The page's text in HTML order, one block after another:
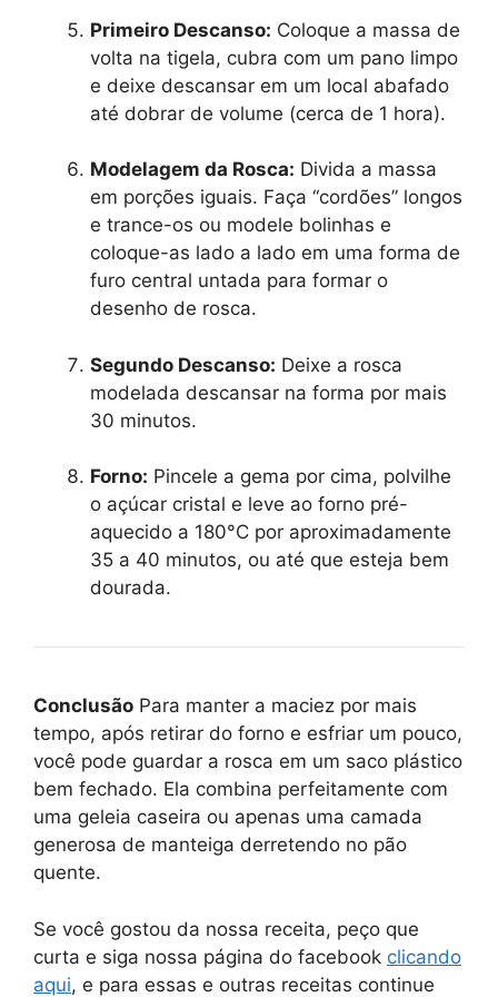
Primeiro Descanso: Coloque a massa de
volta na tigela, cubra com um pano limpo
e deixe descansar em um local abafado
até dobrar de volume (cerca de 1 hora).
Modelagem da Rosca: Divida a massa
em porções iguais. Faça “cordões” longos
e trance-os ou modele bolinhas e
coloque-as lado a lado em uma forma de
furo central untada para formar o
desenho de rosca.
Segundo Descanso: Deixe a rosca
modelada descansar na forma por mais
30 minutos.
Forno: Pincele a gema por cima, polvilhe
o açúcar cristal e leve ao forno pré-
aquecido a 180°C por aproximadamente
35 a 40 minutos, ou até que esteja bem
dourada.
Conclusão Para manter a maciez por mais
tempo, após retirar do forno e esfriar um pouco,
você pode guardar a rosca em um saco plástico
bem fechado. Ela combina perfeitamente com
uma geleia caseira ou apenas uma camada
generosa de manteiga derretendo no pão
quente.
Se você gostou da nossa receita, peço que
curta e siga nossa página do facebook clicando
aqui, e para essas e outras receitas continue